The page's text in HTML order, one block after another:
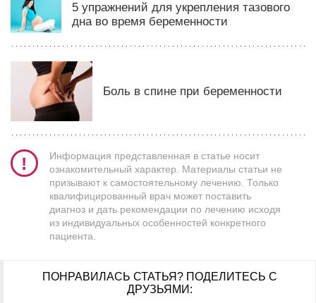
5 упражнений для укрепления тазового
дна во время беременности
Боль в спине при беременности
Информация представленная в статье носит
ознакомительный характер. Материалы статьи не
призывают к самостоятельному лечению. Только
квалифицированный врач может поставить
диагноз и дать рекомендации по лечению исходя
из индивидуальных особенностей конкретного
пациента.
ПОНРАВИЛАСЬ СТАТЬЯ? ПОДЕЛИТЕСЬ С
ДРУЗЬЯМИ: